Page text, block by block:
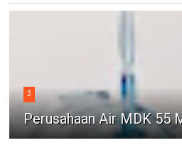
3
Perusahaan Air MDK 55